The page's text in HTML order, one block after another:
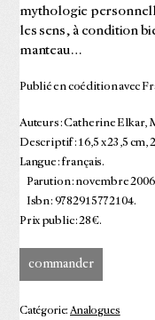
mythologie
les sens, à condition
manteau…
Publié en coédition avec
Auteurs : Catherine Elkar,
Descriptif : 16,5 x 23,5 cm,
Langue : français.
Parution : novembre
Isbn : 9782915772104.
Prix public : 28 €.
commander
Catégorie: Analogues